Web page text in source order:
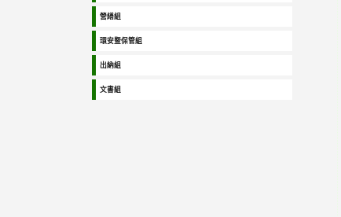
營繕組
環安暨保管組
出納組
文書組